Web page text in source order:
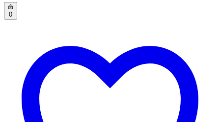
0